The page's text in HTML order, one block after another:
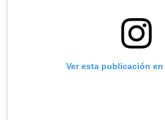
Ver esta publicación